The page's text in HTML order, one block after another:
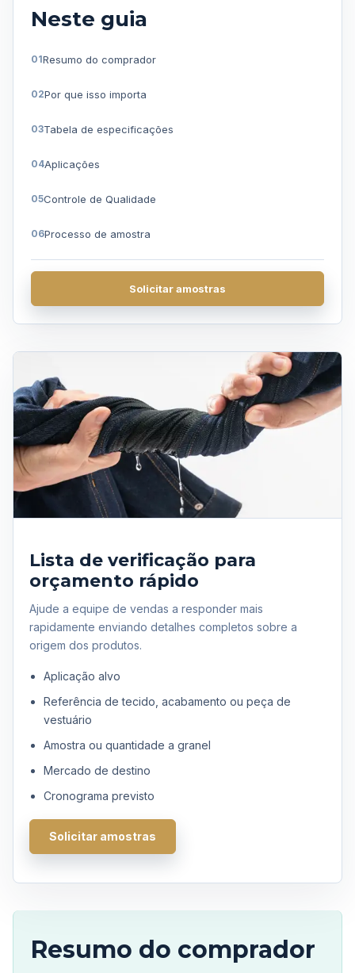
Neste guia
Resumo do comprador
Por que isso importa
Tabela de especificações
Aplicações
Controle de Qualidade
Processo de amostra
Perguntas frequentes
Obter uma cotação
Solicitar amostras
Resumo do comprador
Lista de verificação para
orçamento rápido
Ajude a equipe de vendas a responder mais
rapidamente enviando detalhes completos sobre a
origem dos produtos.
Aplicação alvo
Referência de tecido, acabamento ou peça de
vestuário
Amostra ou quantidade a granel
Mercado de destino
Cronograma previsto
Solicitar amostras